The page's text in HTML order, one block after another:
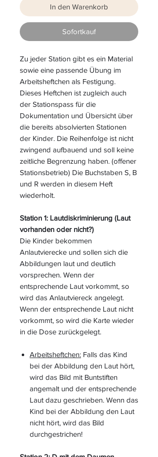
In den Warenkorb
Sofortkauf
Zu jeder Station gibt es ein Material
sowie eine passende Übung im
Arbeitsheftchen als Festigung.
Dieses Heftchen ist zugleich auch
der Stationspass für die
Dokumentation und Übersicht über
die bereits absolvierten Stationen
der Kinder. Die Reihenfolge ist nicht
zwingend aufbauend und soll keine
zeitliche Begrenzung haben. (offener
Stationsbetrieb) Die Buchstaben S, B
und R werden in diesem Heft
wiederholt.
Station 1: Lautdiskriminierung (Laut
vorhanden oder nicht?)
Die Kinder bekommen
Anlautvierecke und sollen sich die
Abbildungen laut und deutlich
vorsprechen. Wenn der
entsprechende Laut vorkommt, so
wird das Anlautviereck angelegt.
Wenn der entsprechende Laut nicht
vorkommt, so wird die Karte wieder
in die Dose zurückgelegt.
Arbeitsheftchen: Falls das Kind
bei der Abbildung den Laut hört,
wird das Bild mit Buntstiften
angemalt und der entsprechende
Laut dazu geschrieben. Wenn das
Kind bei der Abbildung den Laut
nicht hört, wird das Bild
durchgestrichen!